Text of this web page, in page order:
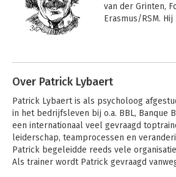
van der Grinten,
Erasmus/RSM.
Management
Anbeek oprichter
Leadership
netwerk van
Over Patrick Lybaert
Patrick Lybaert is als psycholoog
in het bedrijfsleven bij o.a. BBL, Banque
een internationaal veel gevraagd
leiderschap, teamprocessen en
Patrick begeleidde reeds vele
Als trainer wordt Patrick gevraagd